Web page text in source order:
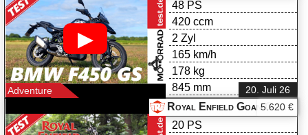
▶
20. Juli 26
Adventure
48 PS
420 ccm
2 Zyl
165 km/h
178 kg
845 mm
Royal Enfield Goan Classic 350 im Test
5.620 €
20 PS